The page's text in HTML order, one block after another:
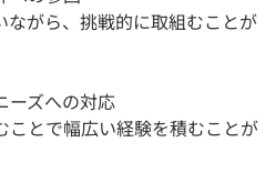
がら、挑戦的に取組むことが
ズへの対応
ことで幅広い経験を積むことが